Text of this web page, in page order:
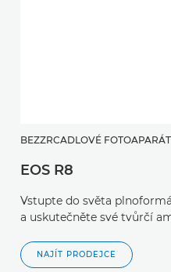
BEZZRCADLOVÉ
EOS R8
Vstupte do světa
a uskutečněte své tvůrčí
NAJÍT PRODEJCE